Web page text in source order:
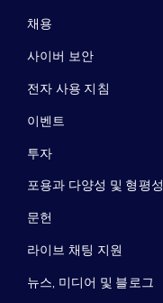
채용
사이버 보안
전자 사용 지침
이벤트
투자
포용과 다양성 및 형평성
문헌
라이브 채팅 지원
뉴스, 미디어 및 블로그